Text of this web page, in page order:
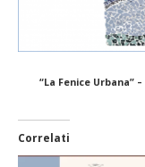
“La Fenice Urbana” –
Correlati